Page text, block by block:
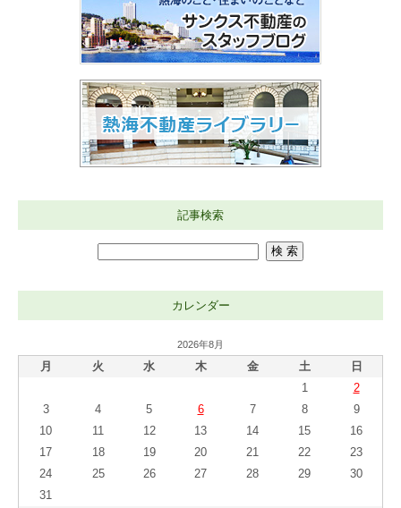
記事検索
カレンダー
2026年8月
月 火 水 木 金 土 日
1
2
3
4 5 6 7 8
9
10
11 12 13 14 15
16
17
18 19 20 21 22
23
24
25 26 27 28 29
30
31